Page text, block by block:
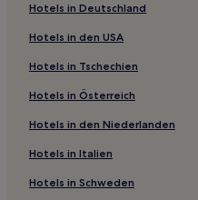
Hotels nahe
Hotels nahe
Hotels nahe
Hotels nahe
Hotels nahe Siegestor
Hotels nahe
Hasenbergl-Lerchenau Ost:
Hotels in Deutschland
Hotels in den USA
Hotels in Tschechien
Hotels in Österreich
Hotels in den Niederlanden
Hotels in Italien
Hotels in Schweden